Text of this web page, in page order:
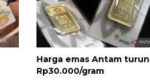
Harga emas Antam turun
Rp30.000/gram